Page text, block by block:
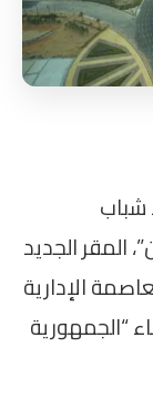
شباب
المقر الجديد
الإدارية
“الجمهورية